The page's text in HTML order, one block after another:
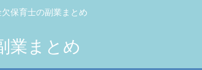
保育士の副業まとめ